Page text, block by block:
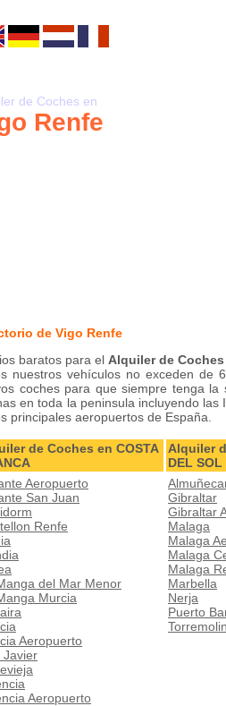
de Coches en
Renfe
de Vigo Renfe
baratos para el Alquiler de
nuestros vehículos no exceden de
coches para que siempre tenga
en toda la peninsula incluyendo
principales aeropuertos de España.
de Coches en COSTA
Alquiler
DEL SOL
Aeropuerto
San Juan
Renfe
del Mar Menor
Murcia
Aeropuerto
Javier
Aeropuerto
Gibraltar
Gibraltar
Malaga
Malaga
Malaga
Malaga
Marbella
Nerja
Puerto